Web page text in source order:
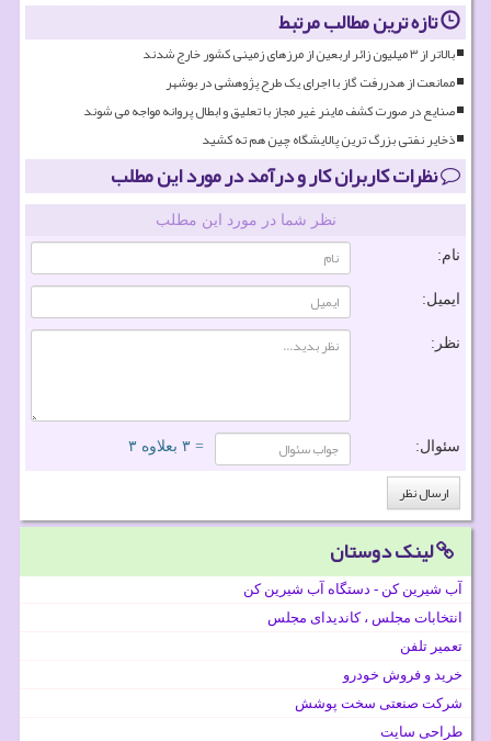
تازه ترین مطالب مرتبط
بالاتر از ۳ میلیون زائر اربعین از مرزهای زمینی کشور خارج شدند
ممانعت از هدررفت گاز با اجرای یک طرح پژوهشی در بوشهر
صنایع در صورت کشف ماینر غیر مجاز با تعلیق و ابطال پروانه مواجه می شوند
ذخایر نفتی بزرگ ترین پالایشگاه چین هم ته کشید
نظرات کاربران کار و درآمد در مورد این مطلب
نظر شما در مورد این مطلب
نام:
ایمیل:
نظر:
سئوال: = ۳ بعلاوه ۳
لینک دوستان
آب شیرین کن - دستگاه آب شیرین کن
انتخابات مجلس ، کاندیدای مجلس
تعمیر تلفن
خرید و فروش خودرو
شرکت صنعتی سخت پوشش
طراحی سایت